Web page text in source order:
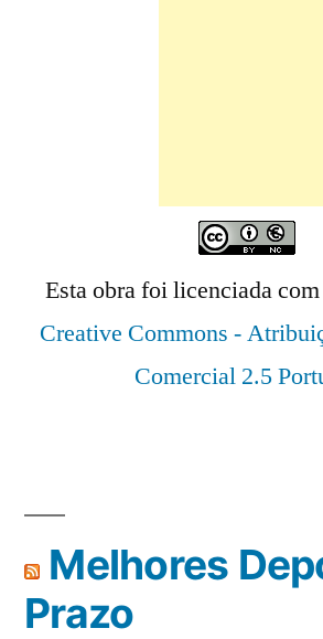
Esta obra foi licenciada
Creative Commons -
Comercial 2.5
Melhores
Prazo